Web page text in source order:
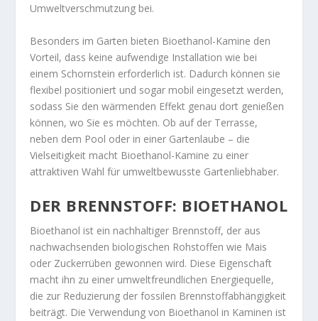
Umweltverschmutzung bei.
Besonders im Garten bieten Bioethanol-Kamine den
Vorteil, dass keine aufwendige Installation wie bei
einem Schornstein erforderlich ist. Dadurch können sie
flexibel positioniert und sogar mobil eingesetzt werden,
sodass Sie den wärmenden Effekt genau dort genießen
können, wo Sie es möchten. Ob auf der Terrasse,
neben dem Pool oder in einer Gartenlaube – die
Vielseitigkeit macht Bioethanol-Kamine zu einer
attraktiven Wahl für umweltbewusste Gartenliebhaber.
DER BRENNSTOFF: BIOETHANOL
Bioethanol ist ein nachhaltiger Brennstoff, der aus
nachwachsenden biologischen Rohstoffen wie Mais
oder Zuckerrüben gewonnen wird. Diese Eigenschaft
macht ihn zu einer umweltfreundlichen Energiequelle,
die zur Reduzierung der fossilen Brennstoffabhängigkeit
beiträgt. Die Verwendung von Bioethanol in Kaminen ist